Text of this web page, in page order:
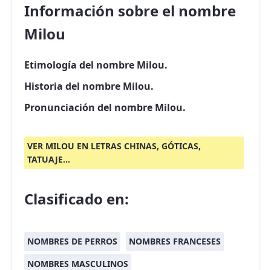
Información sobre el nombre
Milou
Etimología del nombre Milou.
Historia del nombre Milou.
Pronunciación del nombre Milou.
VER MILOU EN LETRAS CHINAS, GÓTICAS,
TATUAJE...
Clasificado en:
NOMBRES DE PERROS
NOMBRES FRANCESES
NOMBRES MASCULINOS